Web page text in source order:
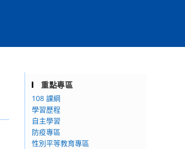
重點專區
108 課綱
學習歷程
自主學習
防疫專區
性別平等教育專區